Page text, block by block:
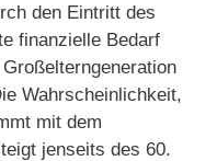
den Eintritt des
finanzielle Bedarf
Wahrscheinlichkeit,
mit dem
jenseits des 60.